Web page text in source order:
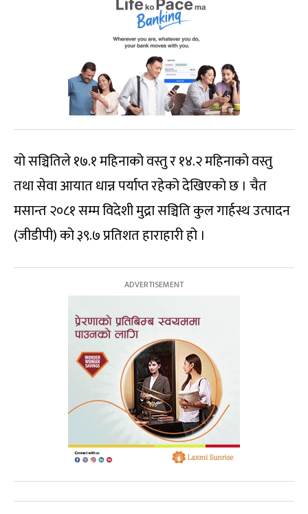
यो सञ्चितिले १७.१ महिनाको वस्तु र १४.२ महिनाको वस्तु
तथा सेवा आयात धान्न पर्याप्त रहेको देखिएको छ । चैत
मसान्त २०८१ सम्म विदेशी मुद्रा सञ्चिति कुल गार्हस्थ उत्पादन
(जीडीपी) को ३९.७ प्रतिशत हाराहारी हो ।